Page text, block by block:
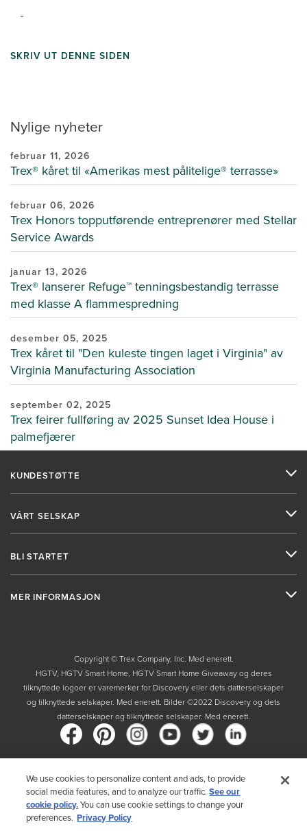
Nylige nyheter
februar 11, 2026
Trex® kåret til «Amerikas mest pålitelige® terrasse»
februar 06, 2026
Trex Honors topputførende entreprenører med Stellar
Service Awards
januar 13, 2026
Trex® lanserer Refuge™ tenningsbestandig terrasse
med klasse A flammespredning
desember 05, 2025
Trex kåret til "Den kuleste tingen laget i Virginia" av
Virginia Manufacturing Association
september 02, 2025
Trex feirer fullføring av 2025 Sunset Idea House i
palmefjærer
SKRIV UT DENNE SIDEN
KUNDESTØTTE
VÅRT SELSKAP
BLI STARTET
MER INFORMASJON
Copyright © Trex Company, Inc. Med enerett.
HGTV, HGTV Smart Home, HGTV Smart Home Giveaway og deres
tilknyttede logoer er varemerker for Discovery eller dets datterselskaper
og tilknyttede selskaper. Med enerett. Bilder ©2022 Discovery og dets
datterselskaper og tilknyttede selskaper. Med enerett.
Land
Ved å velge ditt land, erkjenner du at du har lest Trex' retningslinjer for
We use cookies to personalize content and ads, to provide
social media features, and to analyze our traffic.See our
cookie policy.You can use cookie settings to change your
preferences. Privacy Policy